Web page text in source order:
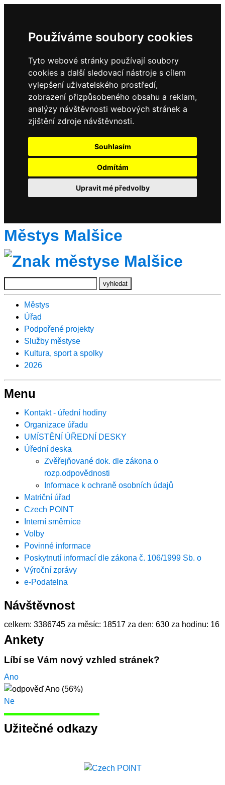
Používáme soubory cookies
Tyto webové stránky používají soubory
cookies a další sledovací nástroje s cílem
vylepšení uživatelského prostředí,
zobrazení přizpůsobeného obsahu a reklam,
analýzy návštěvnosti webových stránek a
zjištění zdroje návštěvnosti.
Souhlasím
Odmítám
Upravit mé předvolby
Městys Malšice
Městys
Úřad
Podpořené projekty
Služby městyse
Kultura, sport a spolky
2026
Menu
Kontakt - úřední hodiny
Organizace úřadu
UMÍSTĚNÍ ÚŘEDNÍ DESKY
Úřední deska
Zvěřejňované dok. dle zákona o
rozp.odpovědnosti
Informace k ochraně osobních údajů
Matriční úřad
Czech POINT
Interní směrnice
Volby
Povinné informace
Poskytnutí informací dle zákona č. 106/1999 Sb. o
Výroční zprávy
e-Podatelna
Návštěvnost
celkem: 3386745 za měsíc: 18517 za den: 630 za hodinu: 16
Ankety
Líbí se Vám nový vzhled stránek?
Ano
Ne
Užitečné odkazy